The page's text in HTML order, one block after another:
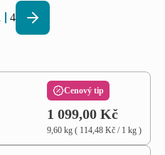
4
Cenový tip
1 099,00 Kč
9,60 kg( 114,48 Kč/ 1 kg)